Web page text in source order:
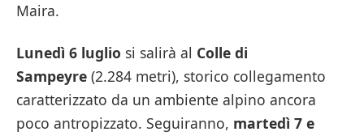
Maira.
Lunedì 6 luglio si salirà al Colle di
Sampeyre (2.284 metri), storico collegamento
caratterizzato da un ambiente alpino ancora
poco antropizzato. Seguiranno, martedì 7 e